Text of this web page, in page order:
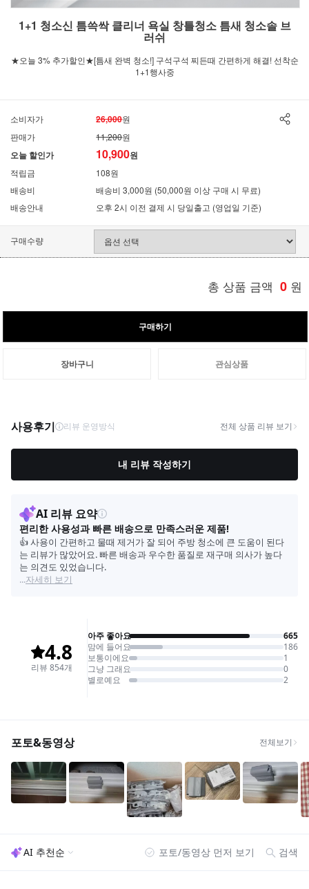
1+1 청소신 틈쓱싹 클리너 욕실 창틀청소 틈새 청소솔 브
러쉬
★오늘 3% 추가할인★[틈새 완벽 청소!] 구석구석 찌든때 간편하게 해결! 선착순
1+1행사중
소비자가 26,000원
판매가
11,200원
오늘 할인가 10,900원
적립금
108원
배송비
배송비 3,000원 (50,000원 이상 구매 시 무료)
배송안내
오후 2시 이전 결제 시 당일출고 (영업일 기준)
구매수량
총 상품 금액 0 원
구매하기
장바구니 관심상품